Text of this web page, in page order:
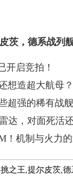
茨 ， 德系战列
开启竞拍！
想造超大航母？
超强的稀有战
达，对面死活
机制与火力